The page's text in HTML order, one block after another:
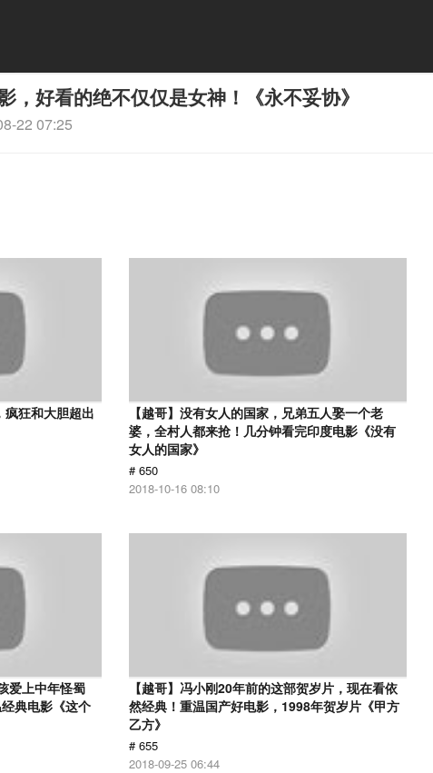
，好看的绝不仅仅是女神！《永不妥协》
22 07:25
疯狂和大胆超出
【越哥】没有女人的国家，兄弟五人娶一个老
婆，全村人都来抢！几分钟看完印度电影《没有
女人的国家》
# 650
2018-10-16 08:10
爱上中年怪蜀
典电影《这个
【越哥】冯小刚20年前的这部贺岁片，现在看依
然经典！重温国产好电影，1998年贺岁片《甲方
乙方》
# 655
2018-09-25 06:44